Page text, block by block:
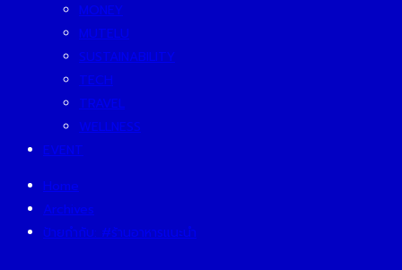
MONEY
MUTELU
SUSTAINABILITY
TECH
TRAVEL
WELLNESS
EVENT
Home
Archives
ป้ายกำกับ: #ร้านอาหารแนะนำ